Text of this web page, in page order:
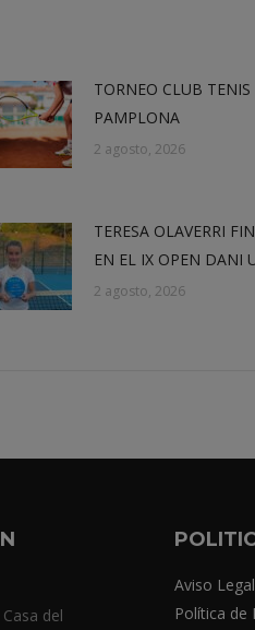
TORNEO CLUB TENIS
PAMPLONA
2 agosto, 2026
TERESA OLAVERRI
EN EL IX OPEN DANI
2 agosto, 2026
del
Aviso Legal
Política de